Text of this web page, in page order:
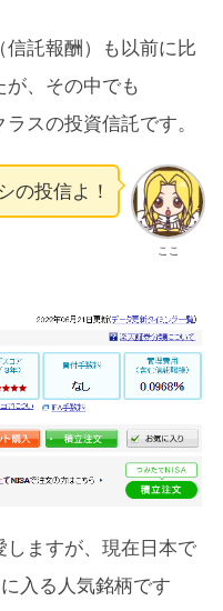
託報酬）も以前に比
、その中でも
スの投資信託です。
ここ
の投信よ！
しますが、現在日本で
入る人気銘柄です